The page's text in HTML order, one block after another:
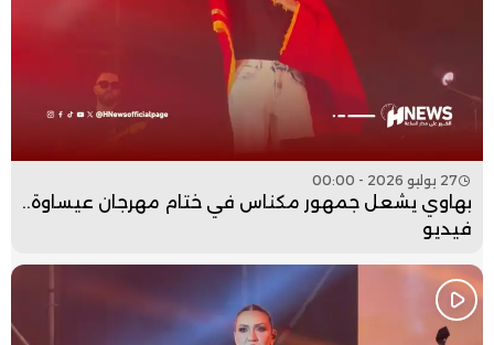
27 يوليو 2026 - 00:00
بهاوي يشعل جمهور مكناس في ختام مهرجان عيساوة..
فيديو